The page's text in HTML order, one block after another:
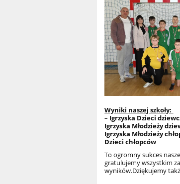
Wyniki naszej szkoły:
–
Igrzyska
Igrzyska
Dzieci chłopców
To ogromny sukces
gratulujemy wszystkim
wyników.Dziękujemy